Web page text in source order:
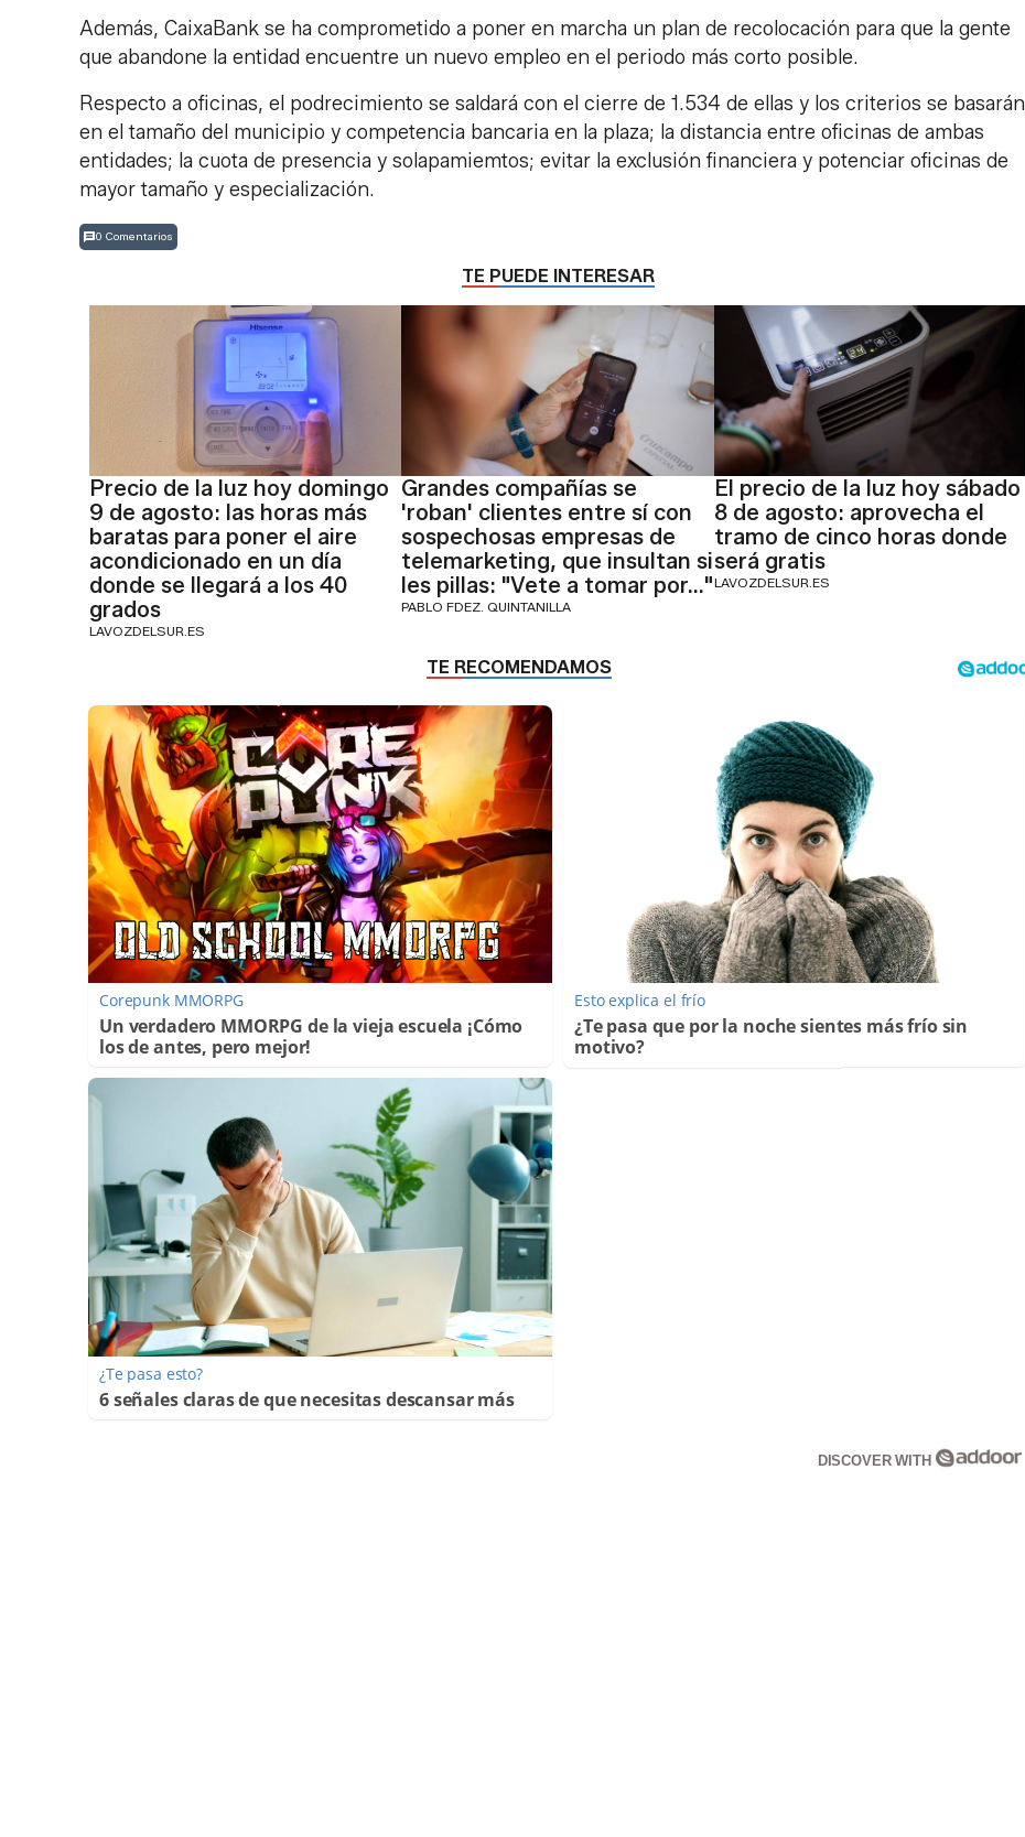
Además, CaixaBank se ha comprometido a poner en marcha un plan de recolocación para que la gente
que abandone la entidad encuentre un nuevo empleo en el periodo más corto posible.
Respecto a oficinas, el podrecimiento se saldará con el cierre de 1.534 de ellas y los criterios se basarán
en el tamaño del municipio y competencia bancaria en la plaza; la distancia entre oficinas de ambas
entidades; la cuota de presencia y solapamiemtos; evitar la exclusión financiera y potenciar oficinas de
mayor tamaño y especialización.
0 Comentarios
TE PUEDE INTERESAR
Precio de la luz hoy domingo
9 de agosto: las horas más
baratas para poner el aire
acondicionado en un día
donde se llegará a los 40
grados
LAVOZDELSUR.ES
Grandes compañías se
'roban' clientes entre sí con
sospechosas empresas de
telemarketing, que insultan si
les pillas: "Vete a tomar por..."
PABLO FDEZ. QUINTANILLA
El precio de la luz hoy sábado
8 de agosto: aprovecha el
tramo de cinco horas donde
será gratis
LAVOZDELSUR.ES
Corepunk MMORPG
Un verdadero MMORPG de la vieja escuela ¡Cómo
los de antes, pero mejor!
Esto explica el frío
¿Te pasa que por la noche sientes más frío sin
motivo?
¿Te pasa esto?
6 señales claras de que necesitas descansar más
DISCOVER WITH